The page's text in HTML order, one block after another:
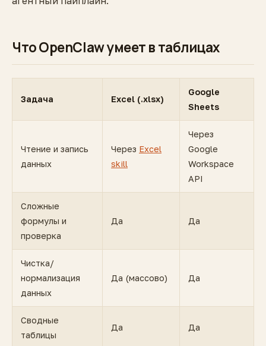
Что OpenClaw умеет в таблицах
Задача Excel (.xlsx)
Google
Sheets
Чтение и запись
данных
Через Excel
skill
Через
Google
Workspace
API
Сложные
формулы и
проверка
Да Да
Чистка/
нормализация
данных
Да (массово) Да
Сводные
таблицы
Да Да